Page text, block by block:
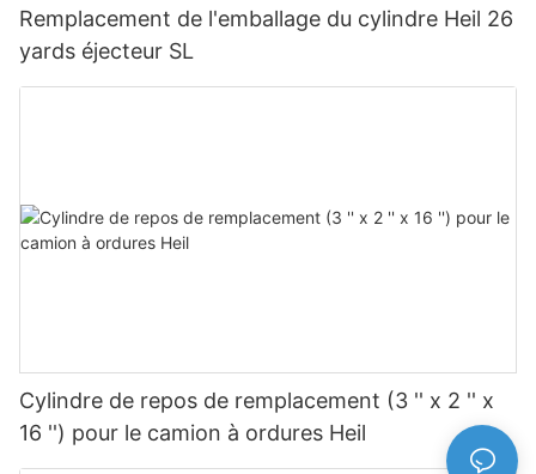
Remplacement de l'emballage du cylindre Heil 26
yards éjecteur SL
Cylindre de repos de remplacement (3 '' x 2 '' x
16 '') pour le camion à ordures Heil